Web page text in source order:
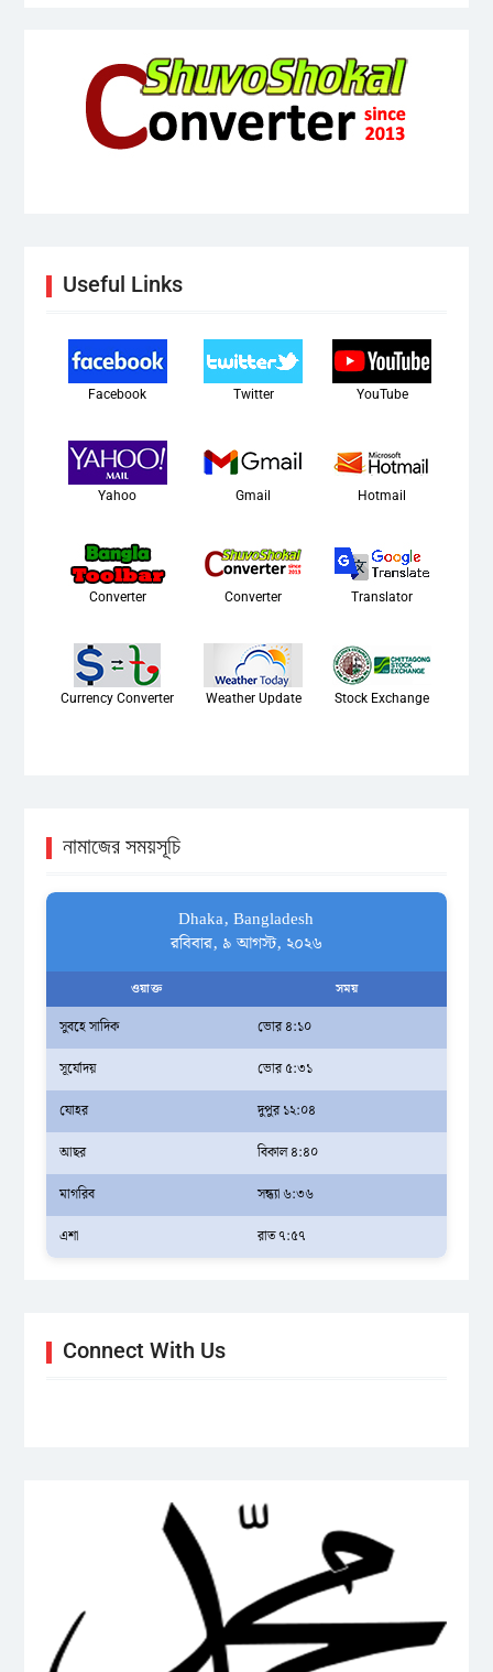
Useful Links
Facebook Twitter YouTube
Yahoo Gmail Hotmail
Converter Converter Translator
Currency Converter Weather Update Stock Exchange
নামাজের সময়সূচি
Dhaka, Bangladesh
রবিবার, ৯ আগস্ট, ২০২৬
ওয়াক্ত সময়
সুবহে সাদিক
ভোর ৪:১০
সূর্যোদয়
ভোর ৫:৩১
যোহর
দুপুর ১২:০৪
আছর
বিকাল ৪:৪০
মাগরিব
সন্ধ্যা ৬:৩৬
এশা
রাত ৭:৫৭
Connect With Us